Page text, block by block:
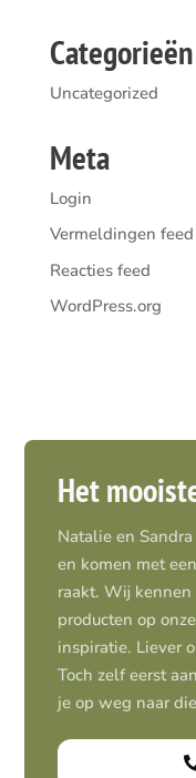
Categorieën
Uncategorized
Meta
Login
Vermeldingen feed
Reacties feed
WordPress.org
Het
Natalie en
en komen met
raakt. Wij
producten op
inspiratie. Liever
Toch zelf eerst
je op weg naar